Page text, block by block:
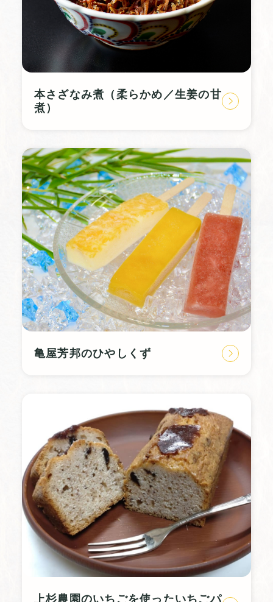
本さざなみ煮（柔らかめ／生姜の甘
煮）
亀屋芳邦のひやしくず
上杉農園のいちごを使ったいちごパ